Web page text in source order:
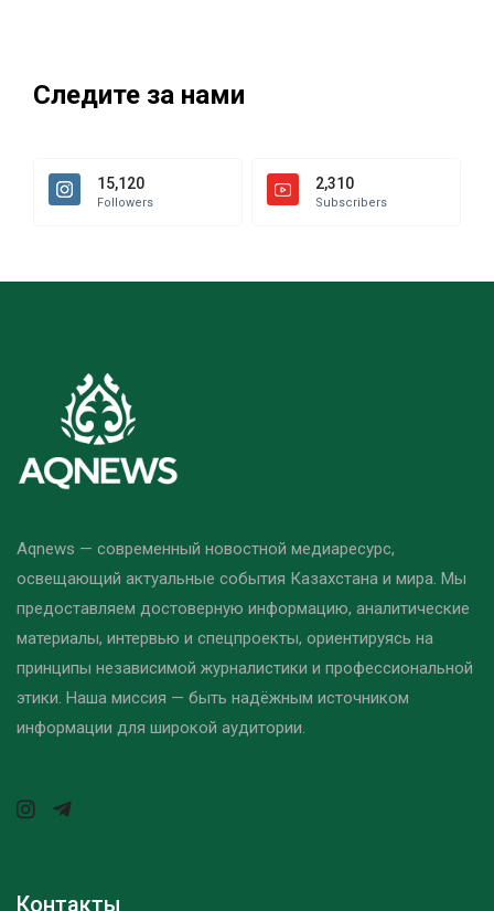
Следите за нами
15,120
Followers
2,310
Subscribers
Aqnews — современный новостной медиаресурс,
освещающий актуальные события Казахстана и мира. Мы
предоставляем достоверную информацию, аналитические
материалы, интервью и спецпроекты, ориентируясь на
принципы независимой журналистики и профессиональной
этики. Наша миссия — быть надёжным источником
информации для широкой аудитории.
Контакты